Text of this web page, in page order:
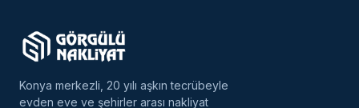
Konya merkezli, 20 yılı aşkın tecrübeyle
evden eve ve şehirler arası nakliyat